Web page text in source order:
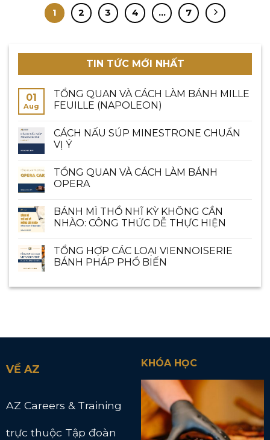
1 2 3 4 … 7
TIN TỨC MỚI NHẤT
01
Aug
TỔNG QUAN VÀ CÁCH LÀM BÁNH MILLE
FEUILLE (NAPOLEON)
CÁCH NẤU SÚP MINESTRONE CHUẨN
VỊ Ý
TỔNG QUAN VÀ CÁCH LÀM BÁNH
OPERA
BÁNH MÌ THỔ NHĨ KỲ KHÔNG CẦN
NHÀO: CÔNG THỨC DỄ THỰC HIỆN
TỔNG HỢP CÁC LOẠI VIENNOISERIE
BÁNH PHÁP PHỔ BIẾN
VỀ AZ
AZ Careers & Training
trực thuộc Tập đoàn
KHÓA HỌC